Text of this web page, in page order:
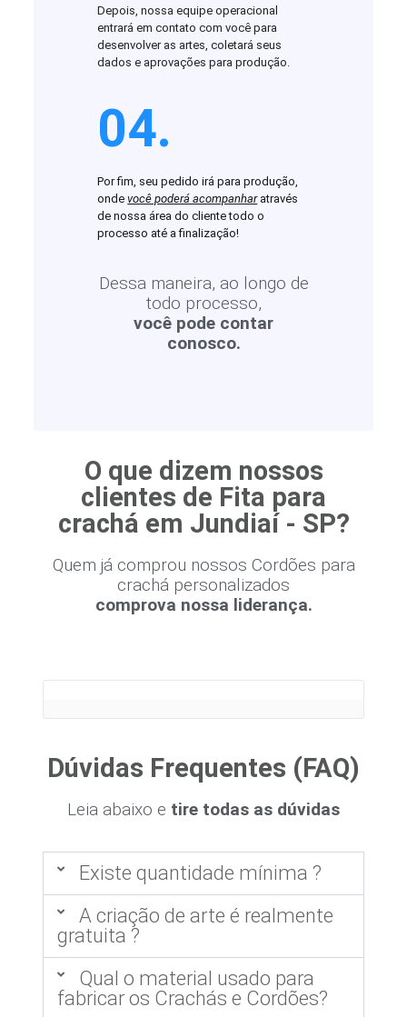
Depois, nossa equipe operacional
entrará em contato com você para
desenvolver as artes, coletará seus
dados e aprovações para produção.
04.
Por fim, seu pedido irá para produção,
ondevocê poderá acompanharatravés
de nossa área do cliente todo o
processo até a finalização!
Dessa maneira, ao longo de
todo processo,
você pode contar
conosco.
O que dizem nossos
clientes de Fita para
crachá em Jundiaí - SP?
Quem já comprou nossos Cordões para
crachá personalizados
comprova nossa liderança.
Dúvidas Frequentes (FAQ)
Leia abaixo e tire todas as dúvidas
Existe quantidade mínima ?
A criação de arte é realmente
gratuita ?
Qual o material usado para
fabricar os Crachás e Cordões?